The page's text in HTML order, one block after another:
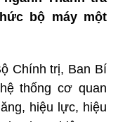
bộ máy một
Chính trị, Ban Bí
thống cơ quan
hiệu lực, hiệu